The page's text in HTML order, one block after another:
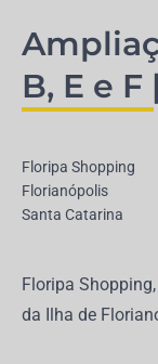
B, E e
Floripa Shopping
Florianópolis
Santa Catarina
Floripa
da Ilha de